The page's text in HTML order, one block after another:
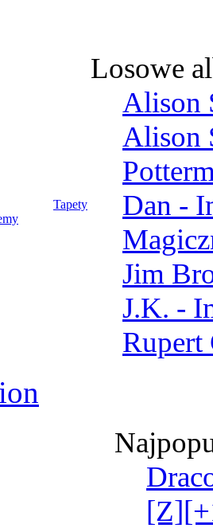
Tapety
Losowe
Alison
Alison
Dan -
Jim
J.K. -
Rupert